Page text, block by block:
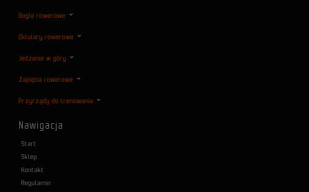
Gogle rowerowe
Oklulary rowerowe
Jedzenie w góry
Zapięcia rowerowe
Przyrządy do trenowania
Nawigacja
Start
Sklep
Kontakt
Regulamin